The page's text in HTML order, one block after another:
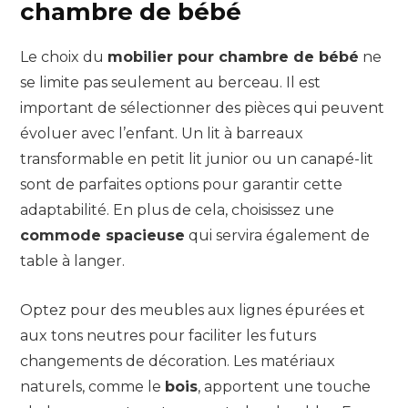
chambre de bébé
Le choix du mobilier pour chambre de bébé ne
se limite pas seulement au berceau. Il est
important de sélectionner des pièces qui peuvent
évoluer avec l’enfant. Un lit à barreaux
transformable en petit lit junior ou un canapé-lit
sont de parfaites options pour garantir cette
adaptabilité. En plus de cela, choisissez une
commode spacieuse qui servira également de
table à langer.
Optez pour des meubles aux lignes épurées et
aux tons neutres pour faciliter les futurs
changements de décoration. Les matériaux
naturels, comme le bois, apportent une touche